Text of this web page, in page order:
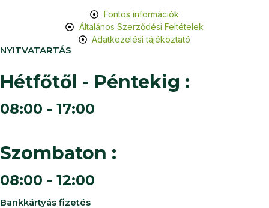
Fontos információk
Általános Szerződési Feltételek
Adatkezelési tájékoztató
NYITVATARTÁS
Hétfőtől - Péntekig :
08:00 - 17:00
Szombaton :
08:00 - 12:00
Bankkártyás fizetés